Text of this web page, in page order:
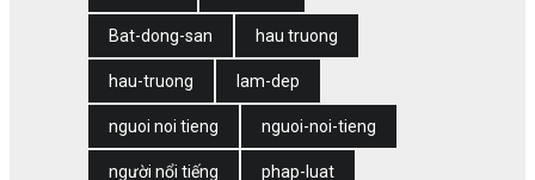
Bat-dong-san hau truong
hau-truong lam-dep
nguoi noi tieng nguoi-noi-tieng
người nổi tiếng phap-luat